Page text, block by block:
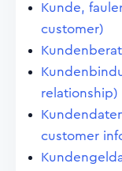
Kunde,
customer)
relationship)
customer